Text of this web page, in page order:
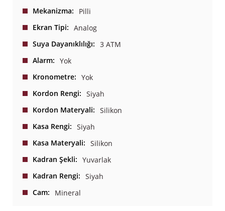
Mekanizma
Pilli
Ekran Tipi
Analog
Suya Dayanıklılığı
3 ATM
Alarm
Yok
Kronometre
Yok
Kordon Rengi
Siyah
Kordon Materyali
Silikon
Kasa Rengi
Siyah
Kasa Materyali
Silikon
Kadran Şekli
Yuvarlak
Kadran Rengi
Siyah
Cam
Mineral